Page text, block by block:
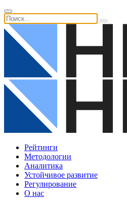
Рейтинги
Методологии
Аналитика
Устойчивое развитие
Регулирование
О нас